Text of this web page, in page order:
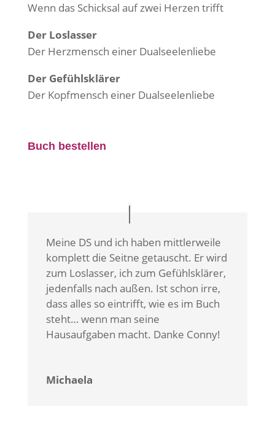
Wenn das Schicksal auf zwei Herzen trifft
Der Loslasser
Der Herzmensch einer Dualseelenliebe
Der Gefühlsklärer
Der Kopfmensch einer Dualseelenliebe
Buch bestellen
Meine DS und ich haben mittlerweile
komplett die Seitne getauscht. Er wird
zum Loslasser, ich zum Gefühlsklärer,
jedenfalls nach außen. Ist schon irre,
dass alles so eintrifft, wie es im Buch
steht… wenn man seine
Hausaufgaben macht. Danke Conny!
Michaela